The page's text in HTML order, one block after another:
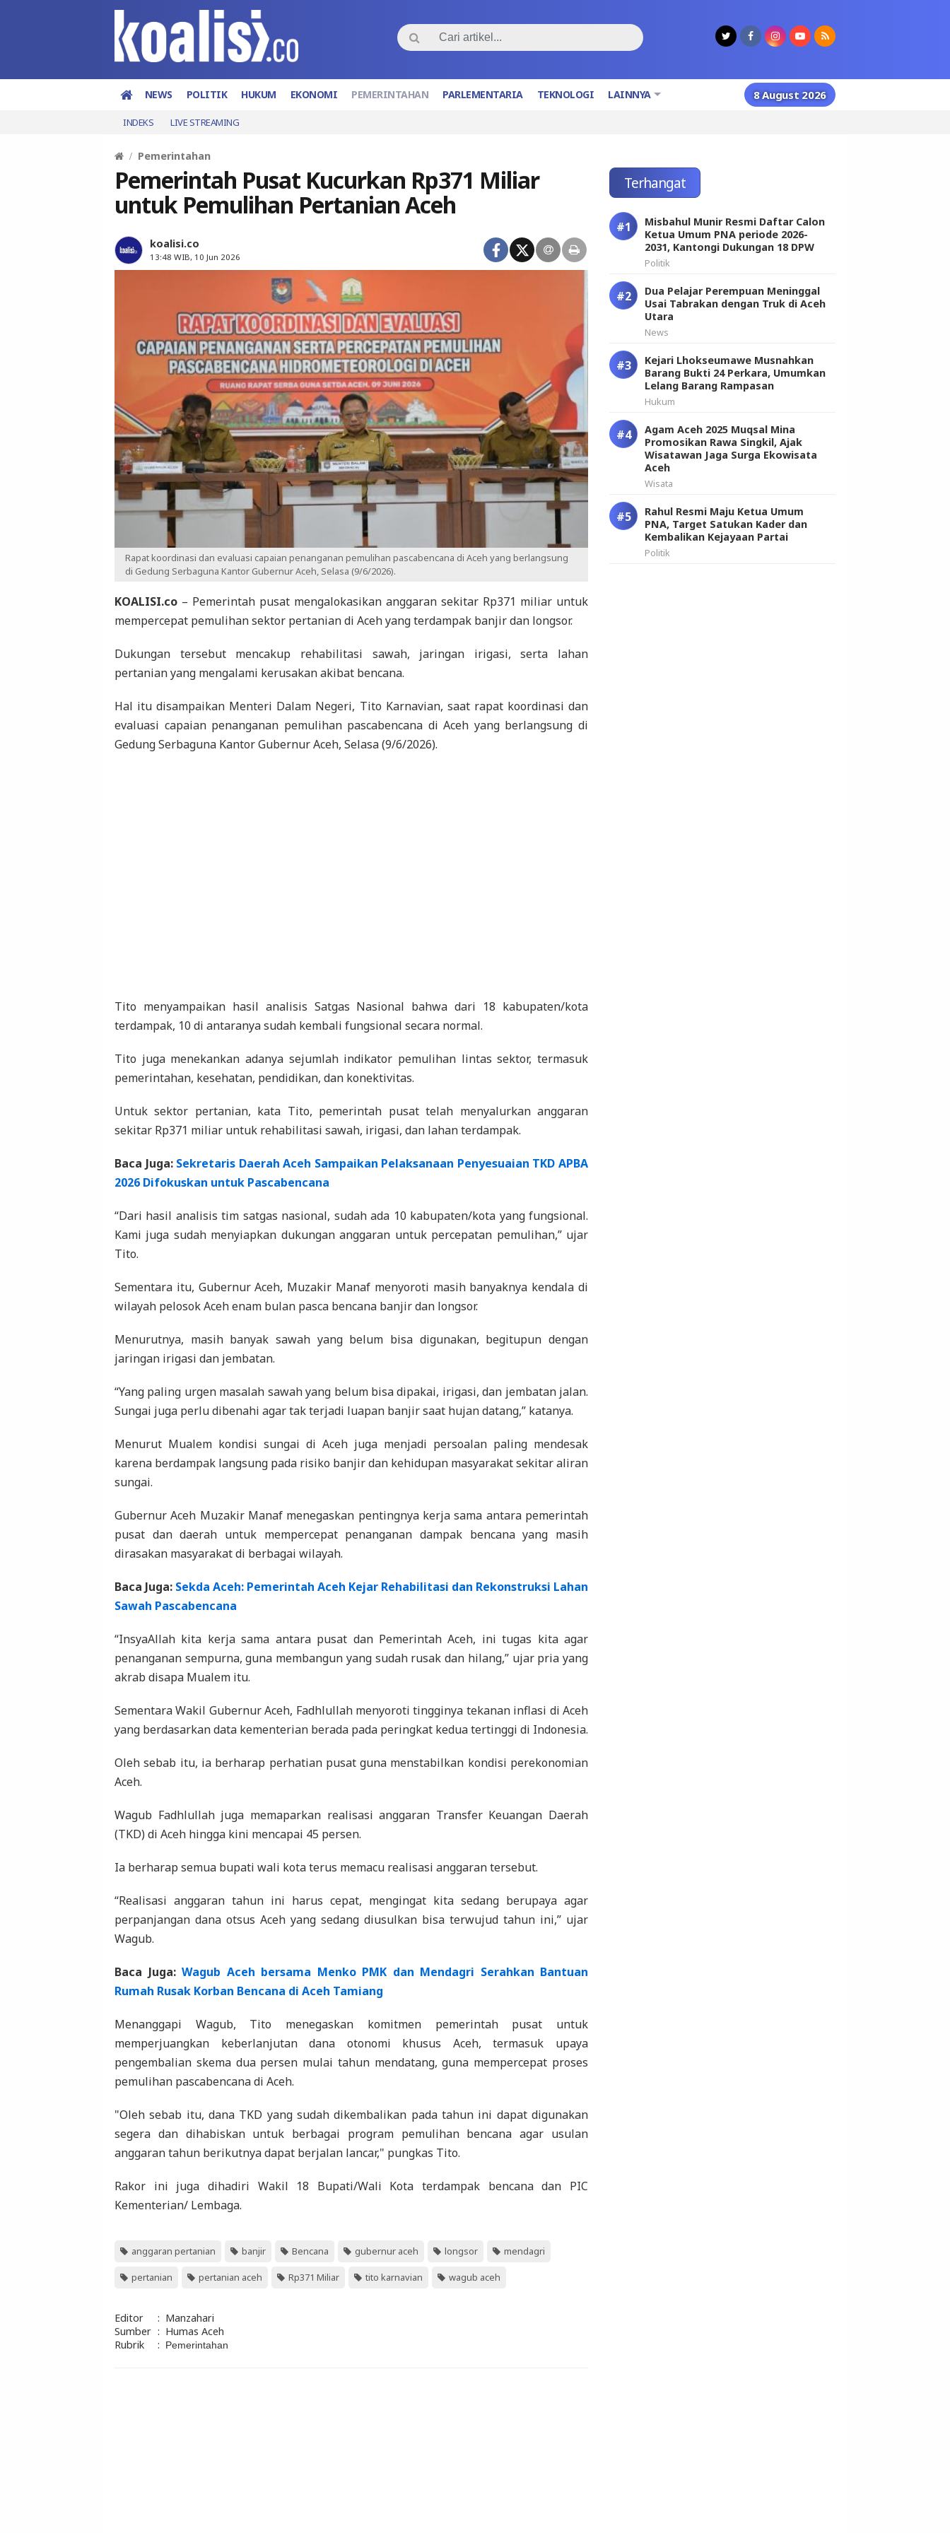
NEWS POLITIK HUKUM EKONOMI PEMERINTAHAN PARLEMENTARIA TEKNOLOGI LAINNYA 8 August 2026
INDEKS LIVE STREAMING
Pemerintahan
Pemerintah Pusat Kucurkan Rp371 Miliar
untuk Pemulihan Pertanian Aceh
koalisi.co
13:48 WIB, 10 Jun 2026
Rapat koordinasi dan evaluasi capaian penanganan pemulihan pascabencana di Aceh yang berlangsung
di Gedung Serbaguna Kantor Gubernur Aceh, Selasa (9/6/2026).
KOALISI.co – Pemerintah pusat mengalokasikan anggaran sekitar Rp371 miliar untuk
mempercepat pemulihan sektor pertanian di Aceh yang terdampak banjir dan longsor.
Dukungan tersebut mencakup rehabilitasi sawah, jaringan irigasi, serta lahan
pertanian yang mengalami kerusakan akibat bencana.
Hal itu disampaikan Menteri Dalam Negeri, Tito Karnavian, saat rapat koordinasi dan
evaluasi capaian penanganan pemulihan pascabencana di Aceh yang berlangsung di
Gedung Serbaguna Kantor Gubernur Aceh, Selasa (9/6/2026).
Tito menyampaikan hasil analisis Satgas Nasional bahwa dari 18 kabupaten/kota
terdampak, 10 di antaranya sudah kembali fungsional secara normal.
Tito juga menekankan adanya sejumlah indikator pemulihan lintas sektor, termasuk
pemerintahan, kesehatan, pendidikan, dan konektivitas.
Untuk sektor pertanian, kata Tito, pemerintah pusat telah menyalurkan anggaran
sekitar Rp371 miliar untuk rehabilitasi sawah, irigasi, dan lahan terdampak.
Baca Juga: Sekretaris Daerah Aceh Sampaikan Pelaksanaan Penyesuaian TKD APBA
2026 Difokuskan untuk Pascabencana
“Dari hasil analisis tim satgas nasional, sudah ada 10 kabupaten/kota yang fungsional.
Kami juga sudah menyiapkan dukungan anggaran untuk percepatan pemulihan,” ujar
Tito.
Sementara itu, Gubernur Aceh, Muzakir Manaf menyoroti masih banyaknya kendala di
wilayah pelosok Aceh enam bulan pasca bencana banjir dan longsor.
Menurutnya, masih banyak sawah yang belum bisa digunakan, begitupun dengan
jaringan irigasi dan jembatan.
“Yang paling urgen masalah sawah yang belum bisa dipakai, irigasi, dan jembatan jalan.
Sungai juga perlu dibenahi agar tak terjadi luapan banjir saat hujan datang,” katanya.
Menurut Mualem kondisi sungai di Aceh juga menjadi persoalan paling mendesak
karena berdampak langsung pada risiko banjir dan kehidupan masyarakat sekitar aliran
sungai.
Gubernur Aceh Muzakir Manaf menegaskan pentingnya kerja sama antara pemerintah
pusat dan daerah untuk mempercepat penanganan dampak bencana yang masih
dirasakan masyarakat di berbagai wilayah.
Baca Juga: Sekda Aceh: Pemerintah Aceh Kejar Rehabilitasi dan Rekonstruksi Lahan
Sawah Pascabencana
“InsyaAllah kita kerja sama antara pusat dan Pemerintah Aceh, ini tugas kita agar
penanganan sempurna, guna membangun yang sudah rusak dan hilang,” ujar pria yang
akrab disapa Mualem itu.
Sementara Wakil Gubernur Aceh, Fadhlullah menyoroti tingginya tekanan inflasi di Aceh
yang berdasarkan data kementerian berada pada peringkat kedua tertinggi di Indonesia.
Oleh sebab itu, ia berharap perhatian pusat guna menstabilkan kondisi perekonomian
Aceh.
Wagub Fadhlullah juga memaparkan realisasi anggaran Transfer Keuangan Daerah
(TKD) di Aceh hingga kini mencapai 45 persen.
Ia berharap semua bupati wali kota terus memacu realisasi anggaran tersebut.
“Realisasi anggaran tahun ini harus cepat, mengingat kita sedang berupaya agar
perpanjangan dana otsus Aceh yang sedang diusulkan bisa terwujud tahun ini,” ujar
Wagub.
Baca Juga: Wagub Aceh bersama Menko PMK dan Mendagri Serahkan Bantuan
Rumah Rusak Korban Bencana di Aceh Tamiang
Menanggapi Wagub, Tito menegaskan komitmen pemerintah pusat untuk
memperjuangkan keberlanjutan dana otonomi khusus Aceh, termasuk upaya
pengembalian skema dua persen mulai tahun mendatang, guna mempercepat proses
pemulihan pascabencana di Aceh.
"Oleh sebab itu, dana TKD yang sudah dikembalikan pada tahun ini dapat digunakan
segera dan dihabiskan untuk berbagai program pemulihan bencana agar usulan
anggaran tahun berikutnya dapat berjalan lancar," pungkas Tito.
Rakor ini juga dihadiri Wakil 18 Bupati/Wali Kota terdampak bencana dan PIC
Kementerian/ Lembaga.
anggaran pertanian banjir Bencana gubernur aceh longsor mendagri
pertanian pertanian aceh Rp371 Miliar tito karnavian wagub aceh
Editor : Manzahari
Sumber : Humas Aceh
Rubrik
: Pemerintahan
Terhangat
Misbahul Munir Resmi Daftar Calon
Ketua Umum PNA periode 2026-
2031, Kantongi Dukungan 18 DPW
Politik
Dua Pelajar Perempuan Meninggal
Usai Tabrakan dengan Truk di Aceh
Utara
News
Kejari Lhokseumawe Musnahkan
Barang Bukti 24 Perkara, Umumkan
Lelang Barang Rampasan
Hukum
Agam Aceh 2025 Muqsal Mina
Promosikan Rawa Singkil, Ajak
Wisatawan Jaga Surga Ekowisata
Aceh
Wisata
Rahul Resmi Maju Ketua Umum
PNA, Target Satukan Kader dan
Kembalikan Kejayaan Partai
Politik